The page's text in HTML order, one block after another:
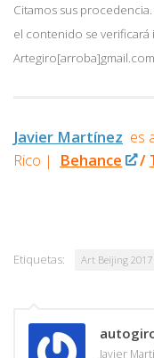
Citamos sus
el contenido se verificará
Javier Martínez es
Rico |
Behance /
Etiquetas: Art Beijing 2017
Javier